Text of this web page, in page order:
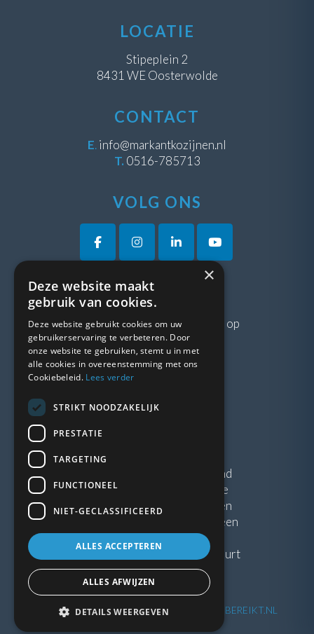
LOCATIE
Stipeplein 2
8431 WE Oosterwolde
CONTACT
E.info@markantkozijnen.nl
T. 0516-785713
VOLG ONS
VRAGEN?
Neem gerustcontactmet ons op
LINKS
Blogs
Algemene voorwaarden
Kunststof Kozijnen Friesland
Kunststof kozijnen Drenthe
Kunststof Kozijnen Drachten
Kunststof Kozijnen Hoogeveen
Kunststof kozijnen in jouw buurt
2026| Website ontwikkeling door WEBSITEBEREIKT.NL
×
Deze website maakt
gebruik van cookies.
Deze website gebruikt cookies om uw
gebruikerservaring te verbeteren. Door
onze website te gebruiken, stemt u in met
alle cookies in overeenstemming met ons
Cookiebeleid. Lees verder
STRIKT NOODZAKELIJK
PRESTATIE
TARGETING
FUNCTIONEEL
NIET-GECLASSIFICEERD
ALLES ACCEPTEREN
ALLES AFWIJZEN
DETAILS WEERGEVEN